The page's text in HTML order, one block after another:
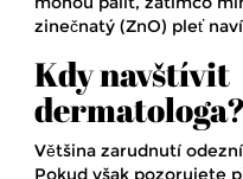
zinečnatý (ZnO) pleť
Kdy navštívit
dermatologa?
Většina zarudnutí
Pokud však pozorujete